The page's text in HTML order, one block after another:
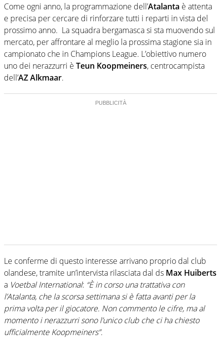
Come ogni anno, la programmazione dell’Atalanta è attenta
e precisa per cercare di rinforzare tutti i reparti in vista del
prossimo anno. La squadra bergamasca si sta muovendo sul
mercato, per affrontare al meglio la prossima stagione sia in
campionato che in Champions League. L’obiettivo numero
uno dei nerazzurri è Teun Koopmeiners, centrocampista
dell’AZ Alkmaar.
Le conferme di questo interesse arrivano proprio dal club
olandese, tramite un’intervista rilasciata dal ds Max Huiberts
a Voetbal International: “È in corso una trattativa con
l’Atalanta, che la scorsa settimana si è fatta avanti per la
prima volta per il giocatore. Non commento le cifre, ma al
momento i nerazzurri sono l’unico club che ci ha chiesto
ufficialmente Koopmeiners”.